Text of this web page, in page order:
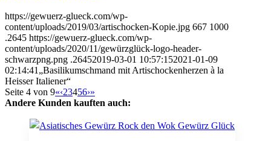
https://gewuerz-glueck.com/wp-
content/uploads/2019/03/artischocken-Kopie.jpg 667 1000
.2645 https://gewuerz-glueck.com/wp-
content/uploads/2020/11/gewürzglück-logo-header-
schwarzpng.png .26452019-03-01 10:57:152021-01-09
02:14:41„Basilikumschmand mit Artischockenherzen à la
Heisser Italiener“
Seite 4 von 9«‹23456›»
Andere Kunden kauften auch: